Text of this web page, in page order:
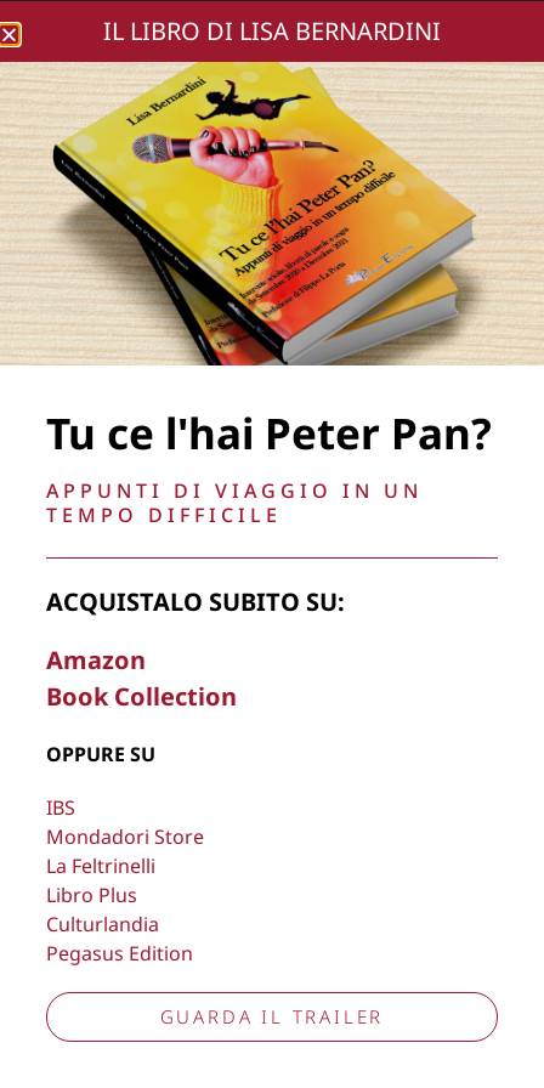
Lisa Bernardini
ANGELO
ANTONUCCI
La Direzione stabilisce insindacabilmente di inserire,
rimuovere, oscurare, modificare, immagini e testi del sito, a
propria discrezione.
Copyright © 2026
Aggiorna preferenze tracciamento
IL LIBRO DI LISA BERNARDINI
Tu ce l'hai Peter Pan?
APPUNTI DI VIAGGIO IN UN
TEMPO DIFFICILE
ACQUISTALO SUBITO SU:
Amazon
Book Collection
OPPURE SU
IBS
Mondadori Store
La Feltrinelli
Libro Plus
Culturlandia
Pegasus Edition
GUARDA IL TRAILER